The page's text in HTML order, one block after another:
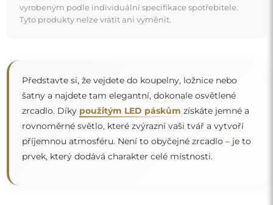
vyrobeným podle individuální specifikace spotřebitele.
Tyto produkty nelze vrátit ani vyměnit.
Představte si, že vejdete do koupelny, ložnice nebo
šatny a najdete tam elegantní, dokonale osvětlené
zrcadlo. Díky použitým LED páskům získáte jemné a
rovnoměrné světlo, které zvýrazní vaši tvář a vytvoří
příjemnou atmosféru. Není to obyčejné zrcadlo – je to
prvek, který dodává charakter celé místnosti.
“